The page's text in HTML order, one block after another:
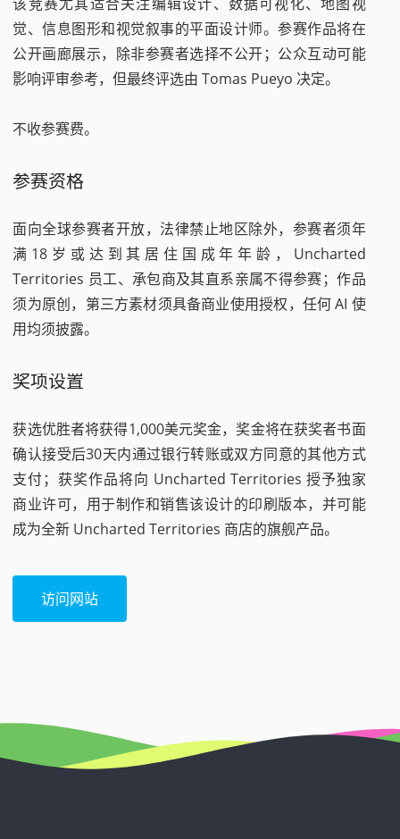
觉、信息图形和视觉叙事的平面设计师。参赛作品将在
公开画廊展示，除非参赛者选择不公开；公众互动可能
影响评审参考，但最终评选由 Tomas Pueyo 决定。
不收参赛费。
参赛资格
面向全球参赛者开放，法律禁止地区除外，参赛者须年
满18岁或达到其居住国成年年龄，Uncharted
Territories 员工、承包商及其直系亲属不得参赛；作品
须为原创，第三方素材须具备商业使用授权，任何 AI 使
用均须披露。
奖项设置
获选优胜者将获得1,000美元奖金，奖金将在获奖者书面
确认接受后30天内通过银行转账或双方同意的其他方式
支付；获奖作品将向 Uncharted Territories 授予独家
商业许可，用于制作和销售该设计的印刷版本，并可能
成为全新 Uncharted Territories 商店的旗舰产品。
访问网站